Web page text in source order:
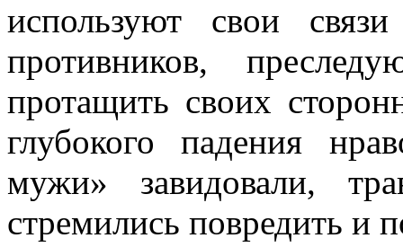
используют свои
противников,
протащить своих
глубокого падения
мужи» завидовали,
стремились повредить и